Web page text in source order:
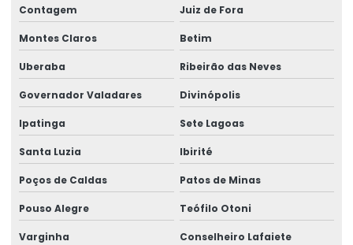
Fabricante De Etiquetas Para Loja
Fabricante De Rótulos Adesivos Personalizados
Fornecedor De Etiquetas Para Balança Comercial
Fornecedor De Etiquetas Para Indústria
Fornecedor De Etiquetas Térmicas
Fornecedor De Rótulos Adesivos Em São Paulo
Contagem Juiz de Fora
Montes Claros Betim
Uberaba Ribeirão das Neves
Governador Valadares Divinópolis
Ipatinga Sete Lagoas
Santa Luzia Ibirité
Poços de Caldas Patos de Minas
Pouso Alegre Teófilo Otoni
Varginha Conselheiro Lafaiete